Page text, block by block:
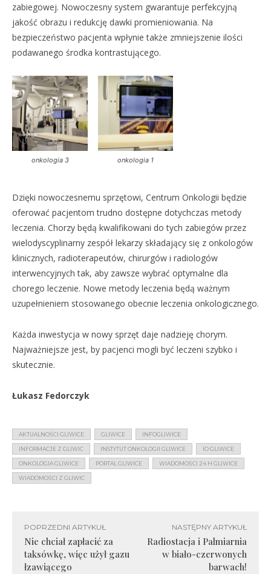
zabiegowej. Nowoczesny system gwarantuje perfekcyjną
jakość obrazu i redukcję dawki promieniowania. Na
bezpieczeństwo pacjenta wpłynie także zmniejszenie ilości
podawanego środka kontrastującego.
onkologia 3 onkologia 1
Dzięki nowoczesnemu sprzętowi, Centrum Onkologii będzie
oferować pacjentom trudno dostępne dotychczas metody
leczenia. Chorzy będą kwalifikowani do tych zabiegów przez
wielodyscyplinarny zespół lekarzy składający się z onkologów
klinicznych, radioterapeutów, chirurgów i radiologów
interwencyjnych tak, aby zawsze wybrać optymalne dla
chorego leczenie. Nowe metody leczenia będą ważnym
uzupełnieniem stosowanego obecnie leczenia onkologicznego.
Każda inwestycja w nowy sprzęt daje nadzieję chorym.
Najważniejsze jest, by pacjenci mogli być leczeni szybko i
skutecznie.
Łukasz Fedorczyk
AKTUALNOŚCI GLIWICE GLIWICE INFOGLIWICE
INFORMACJE Z GLIWIC INSTYTUT ONKOLOGII GLIWICE IO GLIWICE
ONKOLOGIA GLIWICE PORTAL GLIWICE WIADOMOŚCI 24 H GLIWICE
WIADOMOŚCI Z GLIWIC
POPRZEDNI ARTYKUŁ
Nie chciał zapłacić za
taksówkę, więc użył gazu
łzawiącego
NASTĘPNY ARTYKUŁ
Radiostacja i Palmiarnia
w biało-czerwonych
barwach!